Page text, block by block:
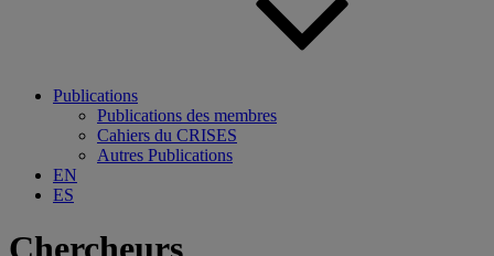
Publications
Publications des membres
Cahiers du CRISES
Autres Publications
EN
ES